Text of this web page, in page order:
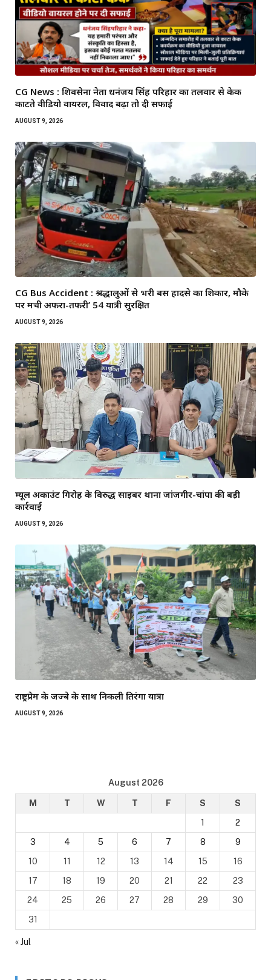
CG News : शिवसेना नेता धनंजय सिंह परिहार का तलवार से केक
काटते वीडियो वायरल, विवाद बढ़ा तो दी सफाई
AUGUST 9, 2026
CG Bus Accident : श्रद्धालुओं से भरी बस हादसे का शिकार, मौके
पर मची अफरा-तफरी’ 54 यात्री सुरक्षित
AUGUST 9, 2026
म्यूल अकाउंट गिरोह के विरुद्ध साइबर थाना जांजगीर-चांपा की बड़ी
कार्रवाई
AUGUST 9, 2026
राष्ट्रप्रेम के जज्बे के साथ निकली तिरंगा यात्रा
AUGUST 9, 2026
August 2026
M T W T F S
S
1
2
3
4 5 6 7 8
9
10
11 12 13 14 15
16
17
18 19 20 21 22
23
24
25 26 27 28 29
30
31
« Jul